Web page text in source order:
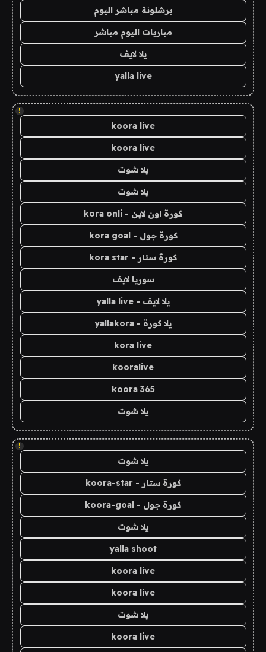
برشلونة مباشر اليوم
مباريات اليوم مباشر
يلا لايف
yalla live
!
koora live
koora live
يلا شوت
يلا شوت
كورة اون لاين - kora onli
كورة جول - kora goal
كورة ستار - kora star
سوريا لايف
يلا لايف - yalla live
يلا كورة - yallakora
kora live
kooralive
koora 365
يلا شوت
!
يلا شوت
كورة ستار - koora-star
كورة جول - koora-goal
يلا شوت
yalla shoot
koora live
koora live
يلا شوت
koora live